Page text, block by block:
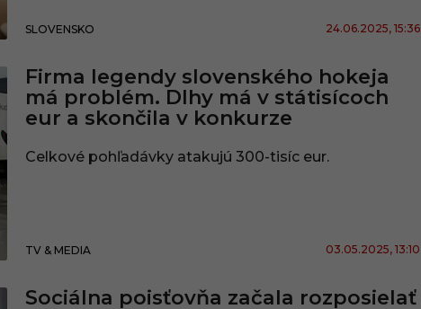
SLOVENSKO 24.06.2025, 15:36
Firma legendy slovenského hokeja
má problém. Dlhy má v státisícoch
eur a skončila v konkurze
Celkové pohľadávky atakujú 300-tisíc eur.
TV & MEDIA 03.05.2025, 13:10
Sociálna poisťovňa začala rozposielať